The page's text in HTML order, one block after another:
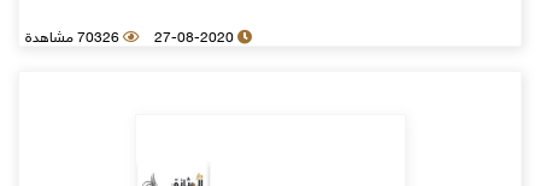
27-08-2020 70326 مشاهدة